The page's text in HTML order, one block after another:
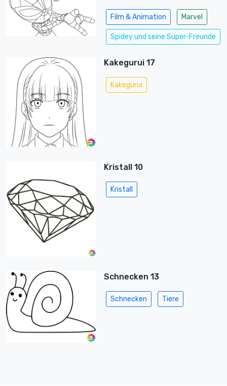
Film & Animation Marvel
Spidey und seine Super-Freunde
Kakegurui 17
Kakegurui
Kristall 10
Kristall
Schnecken 13
Schnecken Tiere